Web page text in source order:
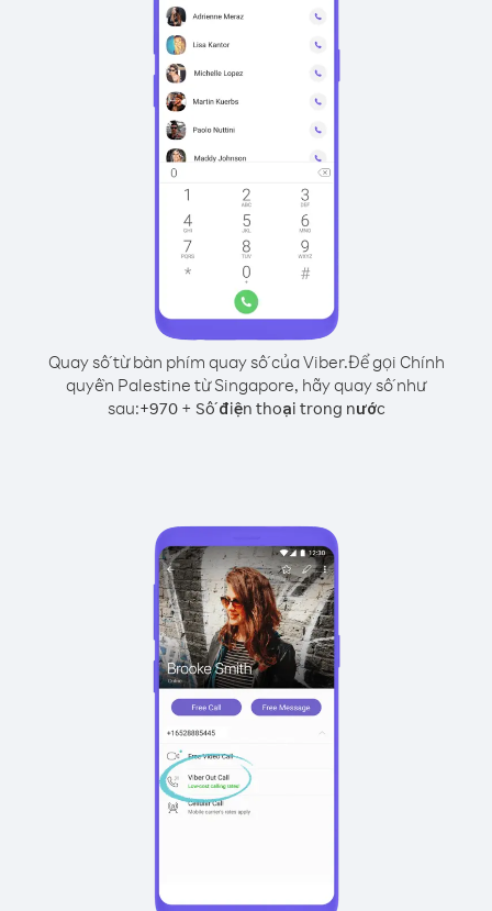
Quay số từ bàn phím quay số của Viber.Để gọi Chính
quyền Palestine từ Singapore, hãy quay số như
sau:+970+ Số điện thoại trong nước